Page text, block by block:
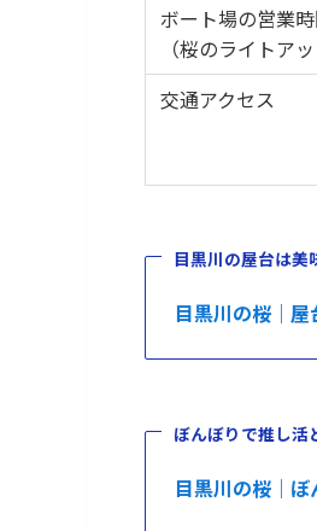
ボート場の営業
（桜のライトア
交通アクセス
目黒川の屋台は美
目黒川の桜｜
ぼんぼりで推し活
目黒川の桜｜